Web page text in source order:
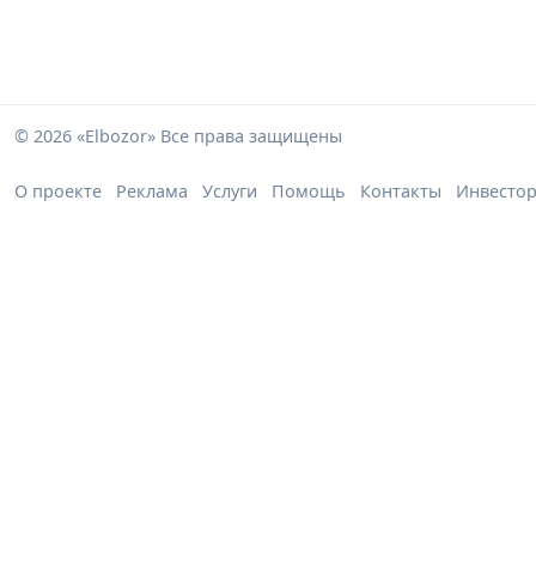
© 2026 «Elbozor» Все права защищены
О проекте Реклама Услуги Помощь Контакты